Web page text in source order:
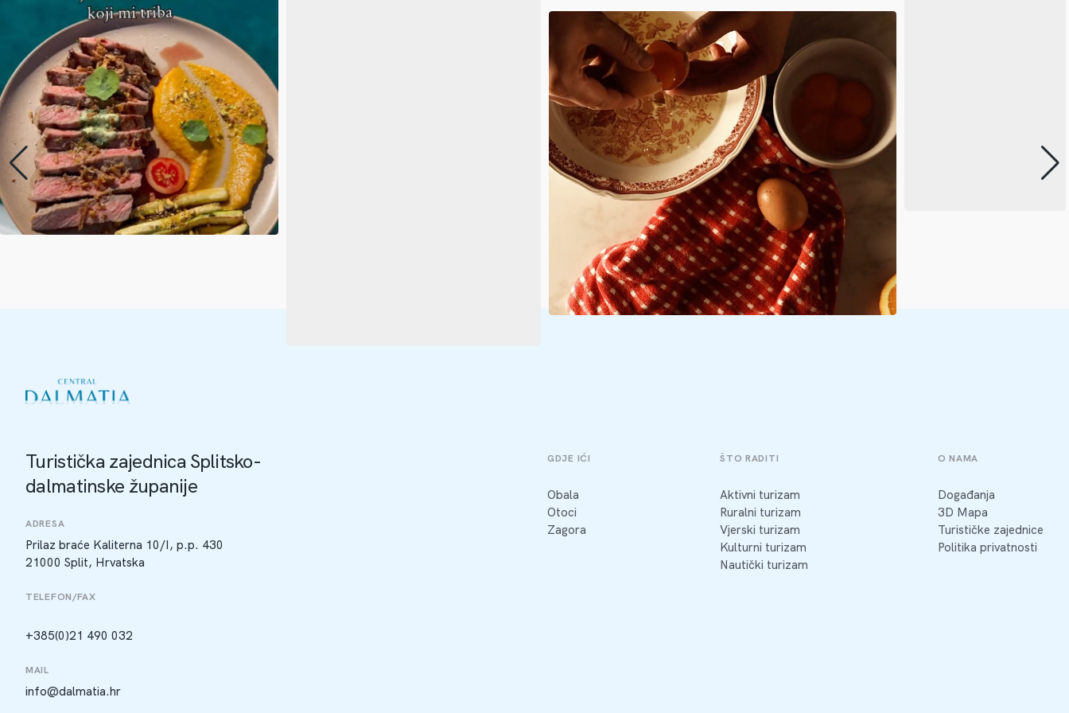
Turistička zajednica Splitsko-
dalmatinske županije
ADRESA
Prilaz braće Kaliterna 10/I, p.p. 430
21000 Split, Hrvatska
TELEFON/FAX
+385(0)21 490 032
MAIL
info@dalmatia.hr
GDJE IĆI
Obala
Otoci
Zagora
ŠTO RADITI
Aktivni turizam
Ruralni turizam
Vjerski turizam
Kulturni turizam
Nautički turizam
O NAMA
Događanja
3D Mapa
Turističke zajednice
Politika privatnosti